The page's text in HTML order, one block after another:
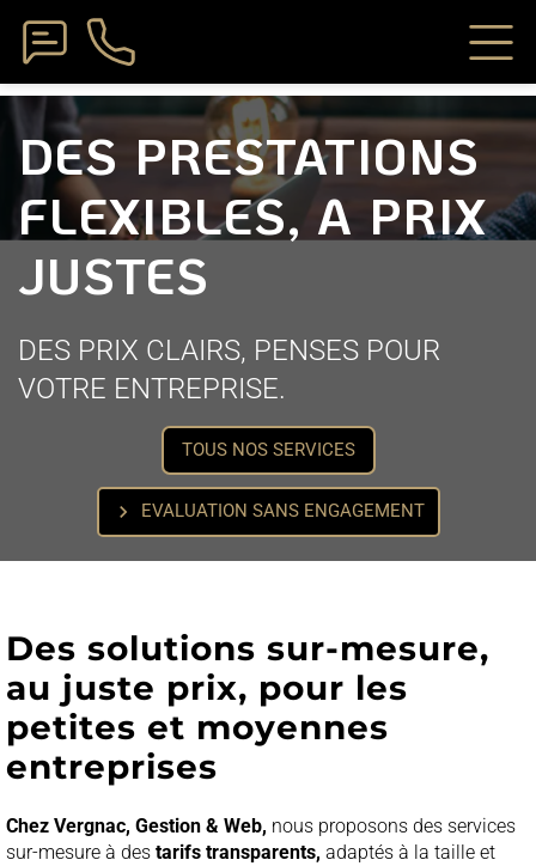
DES PRESTATIONS
FLEXIBLES, A PRIX
JUSTES
DES PRIX CLAIRS, PENSES POUR
VOTRE ENTREPRISE.
TOUS NOS SERVICES
chevron_right EVALUATION SANS ENGAGEMENT
Des solutions sur-mesure,
au juste prix, pour les
petites et moyennes
entreprises
Chez Vergnac, Gestion & Web, nous proposons des services
sur-mesure à des tarifs transparents, adaptés à la taille et